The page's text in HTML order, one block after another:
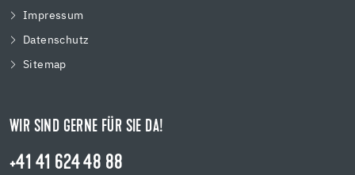
Impressum
Datenschutz
Sitemap
WIR SIND GERNE FÜR SIE DA!
+41 41 624 48 88